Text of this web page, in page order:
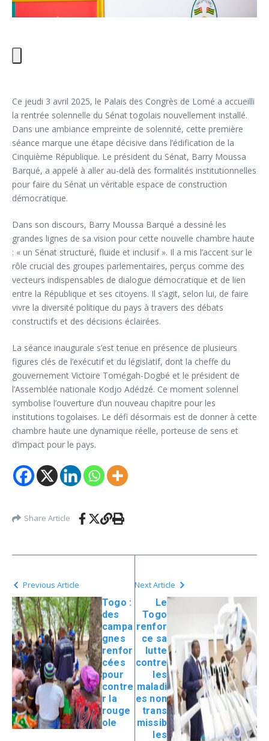
Ce jeudi 3 avril 2025, le Palais des Congrès de Lomé a accueilli
la rentrée solennelle du Sénat togolais nouvellement installé.
Dans une ambiance empreinte de solennité, cette première
séance marque une étape décisive dans l’édification de la
Cinquième République. Le président du Sénat, Barry Moussa
Barqué, a appelé à aller au-delà des formalités institutionnelles
pour faire du Sénat un véritable espace de construction
démocratique.
Dans son discours, Barry Moussa Barqué a dessiné les
grandes lignes de sa vision pour cette nouvelle chambre haute
: « un Sénat structuré, fluide et inclusif ». Il a mis l’accent sur le
rôle crucial des groupes parlementaires, perçus comme des
vecteurs indispensables de dialogue démocratique et de lien
entre la République et ses citoyens. Il s’agit, selon lui, de faire
vivre la diversité politique du pays à travers des débats
constructifs et des décisions éclairées.
La séance inaugurale s’est tenue en présence de plusieurs
figures clés de l’exécutif et du législatif, dont la cheffe du
gouvernement Victoire Tomégah-Dogbé et le président de
l’Assemblée nationale Kodjo Adédzé. Ce moment solennel
symbolise l’ouverture d’un nouveau chapitre pour les
institutions togolaises. Le défi désormais est de donner à cette
chambre haute une dynamique réelle, porteuse de sens et
d’impact pour le pays.
Share Article
Previous Article
Togo :
des
campa
gnes
renfor
cées
pour
contre
r la
rouge
ole
Next Article
Le
Togo
renfor
ce sa
lutte
contre
les
maladi
es non
trans
missib
les